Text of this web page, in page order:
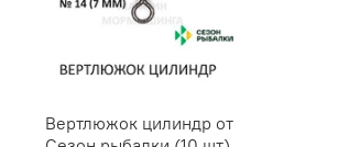
Вертлюжок цилиндр от